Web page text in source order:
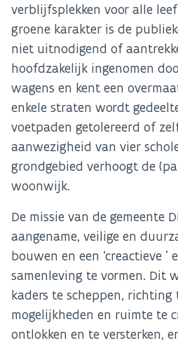
verblijfsplekken voor alle
groene karakter is de
niet uitnodigend of
hoofdzakelijk ingenomen
wagens en kent een
enkele straten wordt
voetpaden getolereerd of
aanwezigheid van vier
grondgebied verhoogt de
woonwijk.
De missie van de gemeente
aangename, veilige en
bouwen en een ‘creactieve ’
samenleving te vormen. Dit
kaders te scheppen, richting
mogelijkheden en ruimte te
ontlokken en te versterken,